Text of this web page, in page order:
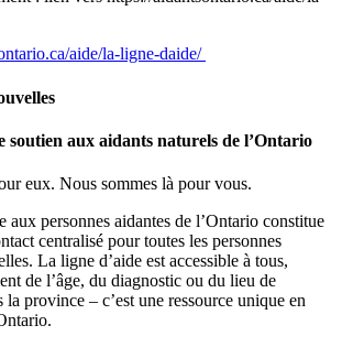
aide/la-ligne-daide/
soutien aux aidants naturels de l’Ontario
eux. Nous sommes là pour vous.
aux personnes aidantes de l’Ontario constitue
centralisé pour toutes les personnes
La ligne d’aide est accessible à tous,
de l’âge, du diagnostic ou du lieu de
la province – c’est une ressource unique en